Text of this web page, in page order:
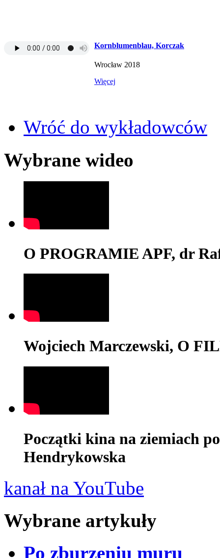
Kornblumenblau, Korczak
Wrocław 2018
Więcej
Wróć do wykładowców
Wybrane wideo
O PROGRAMIE APF, dr
Wojciech Marczewski, O
Początki kina na ziemiach
Hendrykowska
kanał na YouTube
Wybrane artykuły
Po zburzeniu muru